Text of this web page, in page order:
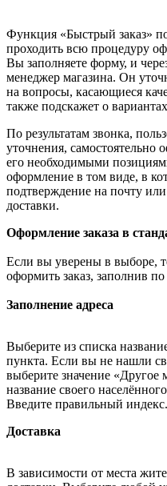
Функция «Быстрый заказ»
проходить всю процедуру
Вы заполняете форму, и
менеджер магазина. Он
на вопросы, касающиеся
также подскажет о
По результатам звонка,
уточнения, самостоятельно
его необходимыми
оформление в том виде, в
подтверждение на почту
доставки.
Оформление заказа в
Если вы уверены в выборе,
оформить заказ, заполнив
Заполнение адреса
Выберите из списка
пункта. Если вы не нашли
выберите значение
название своего
Введите правильный индекс.
Доставка
В зависимости от места